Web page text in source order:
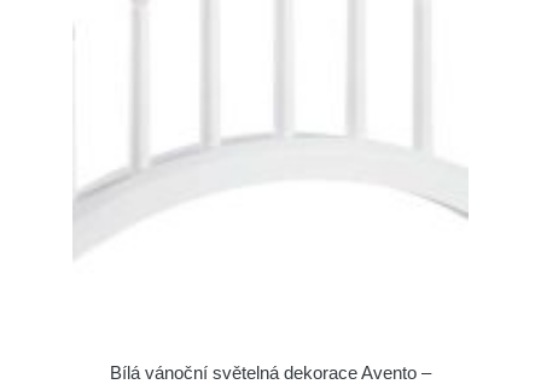
Bílá vánoční světelná dekorace Avento –